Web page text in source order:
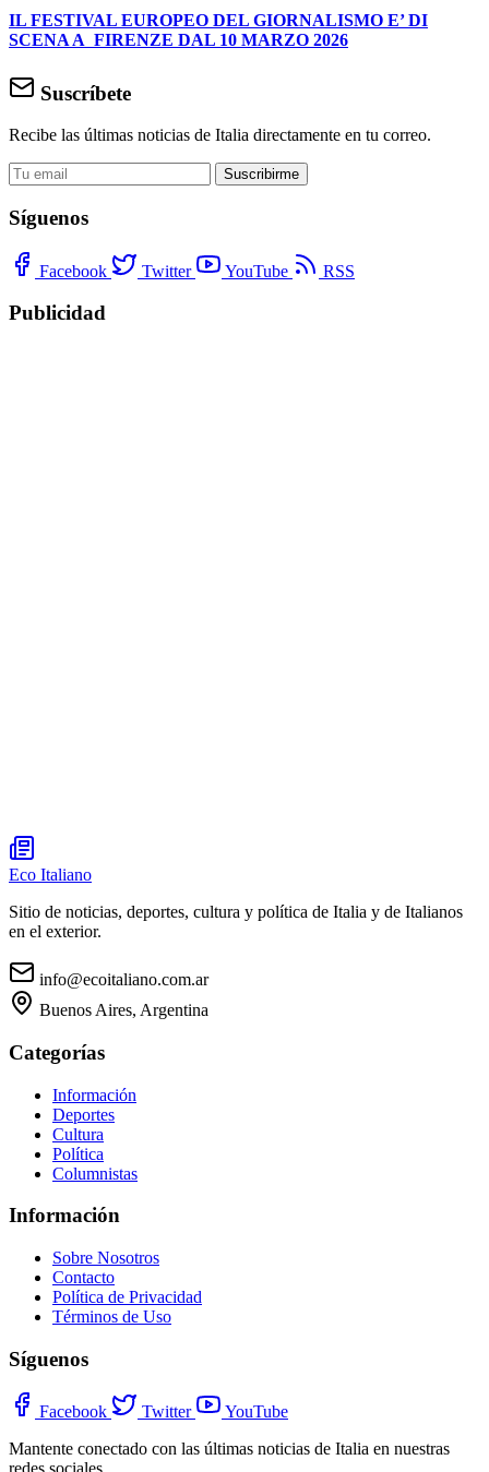
IL FESTIVAL EUROPEO DEL GIORNALISMO E’ DI
SCENA A FIRENZE DAL 10 MARZO 2026
Suscríbete
Recibe las últimas noticias de Italia directamente en tu correo.
Suscribirme
Síguenos
Facebook Twitter YouTube RSS
Publicidad
Eco Italiano
Sitio de noticias, deportes, cultura y política de Italia y de Italianos
en el exterior.
info@ecoitaliano.com.ar
Buenos Aires, Argentina
Categorías
Información
Deportes
Cultura
Política
Columnistas
Información
Sobre Nosotros
Contacto
Política de Privacidad
Términos de Uso
Síguenos
Facebook Twitter
YouTube
Mantente conectado con las últimas noticias de Italia en nuestras